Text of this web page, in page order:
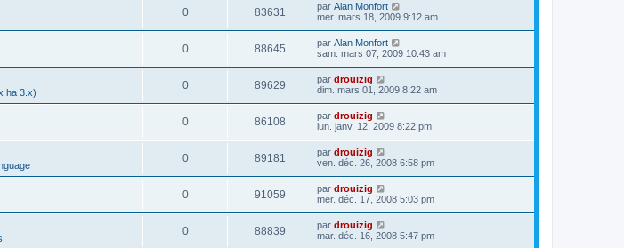
0 83631 par Alan Monfort
mer. mars 18, 2009 9:12 am
0 88645 par Alan Monfort
sam. mars 07, 2009 10:43 am
ha 3.x)
0 89629 par drouizig
dim. mars 01, 2009 8:22 am
0 86108 par drouizig
lun. janv. 12, 2009 8:22 pm
0 89181 par drouizig
ven. déc. 26, 2008 6:58 pm
0 91059 par drouizig
mer. déc. 17, 2008 5:03 pm
0 88839 par drouizig
mar. déc. 16, 2008 5:47 pm